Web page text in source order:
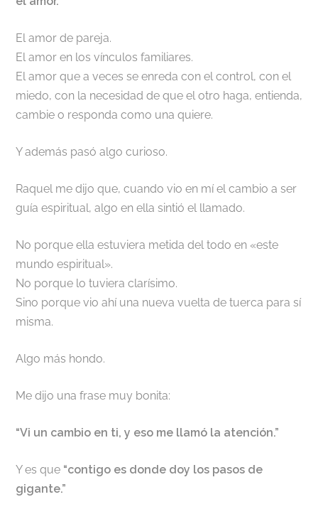
El amor de pareja.
El amor en los vínculos familiares.
El amor que a veces se enreda con el control, con el
miedo, con la necesidad de que el otro haga, entienda,
cambie o responda como una quiere.
Y además pasó algo curioso.
Raquel me dijo que, cuando vio en mí el cambio a ser
guía espiritual, algo en ella sintió el llamado.
No porque ella estuviera metida del todo en «este
mundo espiritual».
No porque lo tuviera clarísimo.
Sino porque vio ahí una nueva vuelta de tuerca para sí
misma.
Algo más hondo.
Me dijo una frase muy bonita:
“Vi un cambio en ti, y eso me llamó la atención.”
Y es que “contigo es donde doy los pasos de
gigante.”